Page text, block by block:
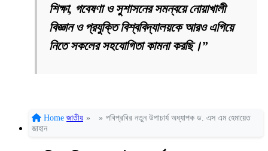
শিক্ষা, গবেষণা ও সুশাসনের সমন্বয়ে নোয়াখালী
বিজ্ঞান ও প্রযুক্তি বিশ্ববিদ্যালয়কে আরও এগিয়ে
নিতে সকলের সহযোগিতা কামনা করছি।”
Home জাতীয় » » পবিপ্রবির নতুন উপাচার্য অধ্যাপক ড. এস এম হেমায়েত
জাহান